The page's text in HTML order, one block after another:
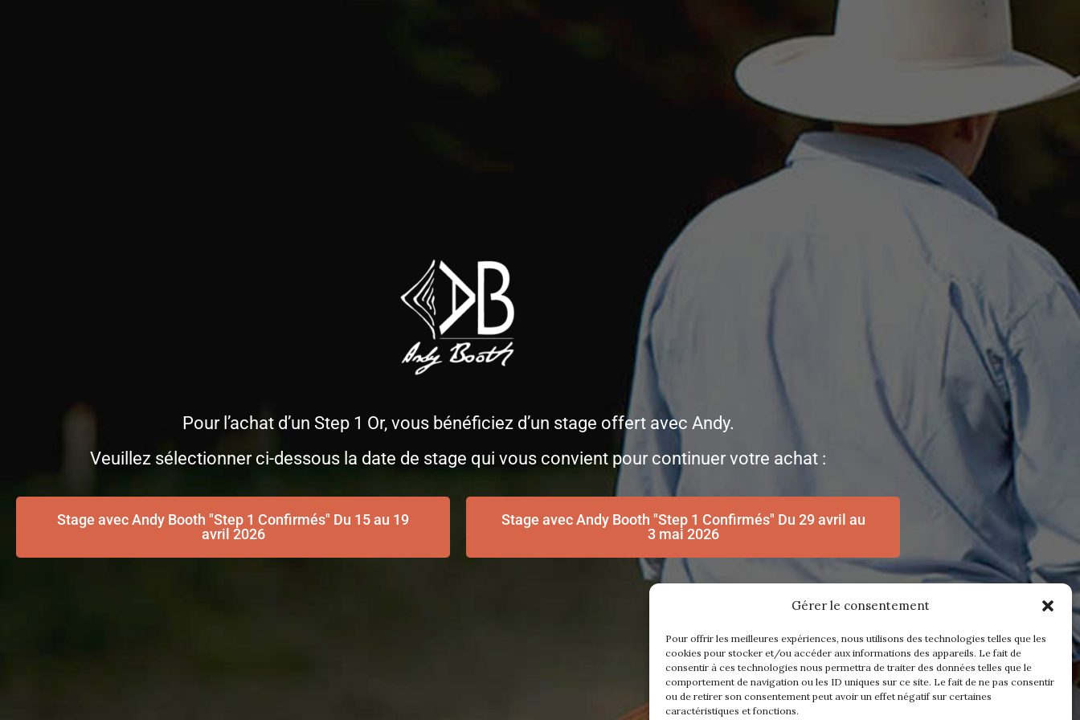
Gérer le consentement
Pour offrir les meilleures expériences, nous utilisons des technologies telles que les
cookies pour stocker et/ou accéder aux informations des appareils. Le fait de
consentir à ces technologies nous permettra de traiter des données telles que le
comportement de navigation ou les ID uniques sur ce site. Le fait de ne pas consentir
ou de retirer son consentement peut avoir un effet négatif sur certaines
caractéristiques et fonctions.
Pour l’achat d’un Step 1 Or, vous bénéficiez d’un stage offert avec Andy.
Veuillez sélectionner ci-dessous la date de stage qui vous convient pour continuer votre achat :
Stage avec Andy Booth "Step 1 Confirmés" Du 15 au 19
avril 2026
Stage avec Andy Booth "Step 1 Confirmés" Du 29 avril au
3 mai 2026